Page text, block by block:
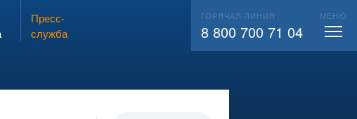
газа?
104 ВЫЗВАТЬ СЛЕСАРЯ
Пресс-
служба
ГОРЯЧАЯ ЛИНИЯ
8 800 700 71 04
МЕНЮ